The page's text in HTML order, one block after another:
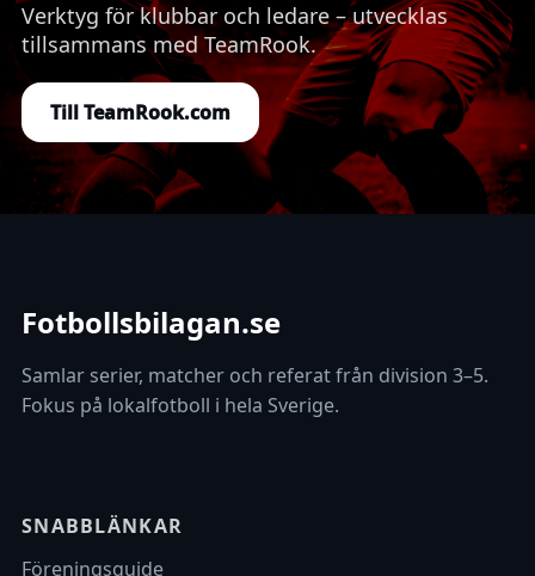
Verktyg för klubbar och ledare – utvecklas
tillsammans med TeamRook.
Till TeamRook.com
Fotbollsbilagan.se
Samlar serier, matcher och referat från division 3–5.
Fokus på lokalfotboll i hela Sverige.
SNABBLÄNKAR
Föreningsguide